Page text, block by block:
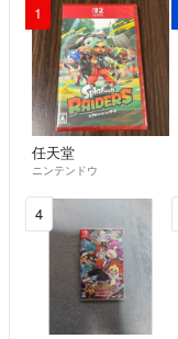
1
任天堂
ニンテンドウ
4